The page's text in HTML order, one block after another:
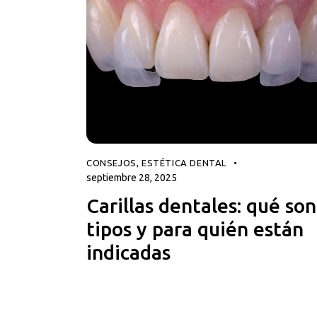
CONSEJOS ,ESTÉTICA DENTAL
septiembre 28, 2025
Carillas dentales: qué
tipos y para quién están
indicadas